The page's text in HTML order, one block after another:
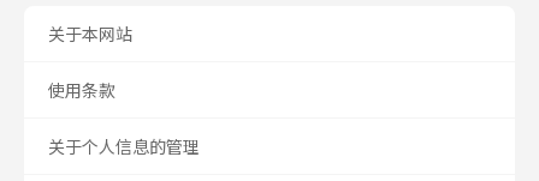
关于本网站
使用条款
关于个人信息的管理